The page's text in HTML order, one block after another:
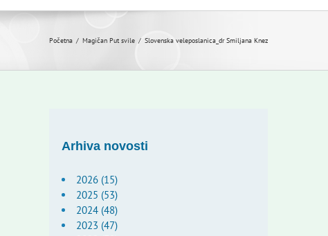
Početna Magičan Put svile Slovenska veleposlanica_dr Smiljana Knez
Arhiva novosti
2026 (15)
2025 (53)
2024 (48)
2023 (47)